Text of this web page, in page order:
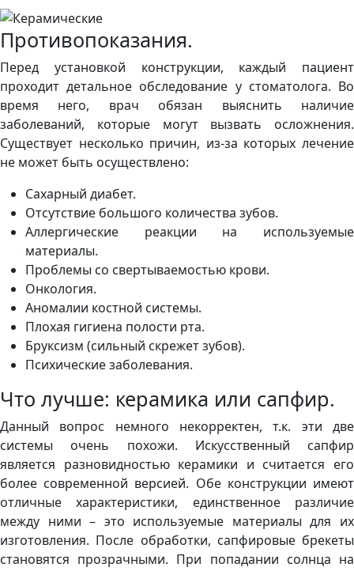
Противопоказания.
Перед установкой конструкции, каждый пациент
проходит детальное обследование у стоматолога. Во
время него, врач обязан выяснить наличие
заболеваний, которые могут вызвать осложнения.
Существует несколько причин, из-за которых лечение
не может быть осуществлено:
Сахарный диабет.
Отсутствие большого количества зубов.
Аллергические реакции на используемые
материалы.
Проблемы со свертываемостью крови.
Онкология.
Аномалии костной системы.
Плохая гигиена полости рта.
Бруксизм (сильный скрежет зубов).
Психические заболевания.
Что лучше: керамика или сапфир.
Данный вопрос немного некорректен, т.к. эти две
системы очень похожи. Искусственный сапфир
является разновидностью керамики и считается его
более современной версией. Обе конструкции имеют
отличные характеристики, единственное различие
между ними – это используемые материалы для их
изготовления. После обработки, сапфировые брекеты
становятся прозрачными. При попадании солнца на